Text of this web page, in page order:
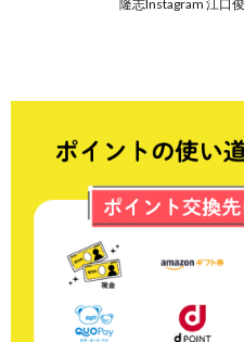
隆志Instagram 江口